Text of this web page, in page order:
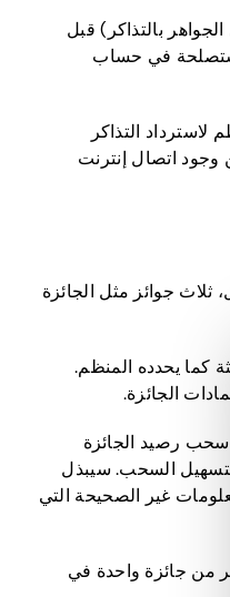
بالتذاكر) قبل
مستصلحة في حساب
التذاكر
اتصال إنترنت
جوائز مثل الجائزة
كما يحدده المنظم.
الجائزة.
القسم 6). بمجرد الاعتماد، يمكن للفائز سحب رصيد الجائزة
لتسهيل السحب. سيبذل
غير الصحيحة التي
من جائزة واحدة في